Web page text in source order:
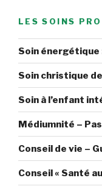
LES SOINS
Soin énergétique
Soin christique
Soin à l’enfant
Médiumnité –
Conseil de vie –
Conseil « Santé